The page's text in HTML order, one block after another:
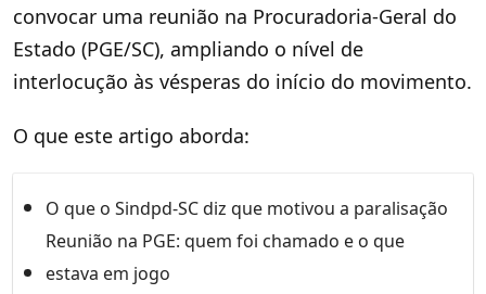
convocar uma reunião na Procuradoria-Geral do
Estado (PGE/SC), ampliando o nível de
interlocução às vésperas do início do movimento.
O que este artigo aborda:
O que o Sindpd-SC diz que motivou a paralisação
Reunião na PGE: quem foi chamado e o que
estava em jogo